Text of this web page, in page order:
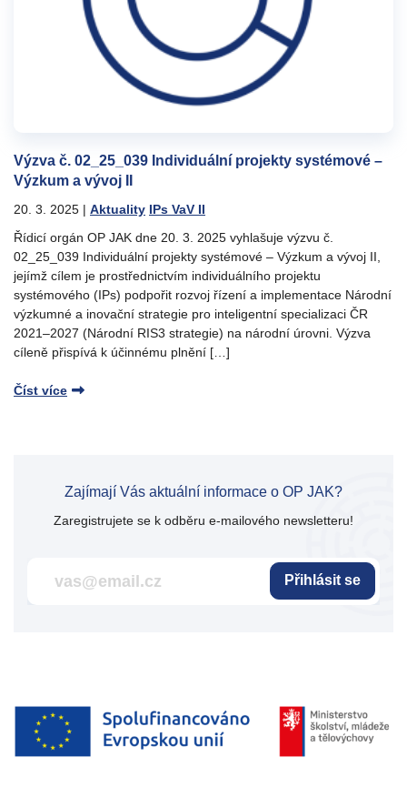
Výzva č. 02_25_039 Individuální projekty systémové –
Výzkum a vývoj II
20. 3. 2025 | Aktuality IPs VaV II
Řídicí orgán OP JAK dne 20. 3. 2025 vyhlašuje výzvu č.
02_25_039 Individuální projekty systémové – Výzkum a vývoj II,
jejímž cílem je prostřednictvím individuálního projektu
systémového (IPs) podpořit rozvoj řízení a implementace Národní
výzkumné a inovační strategie pro inteligentní specializaci ČR
2021–2027 (Národní RIS3 strategie) na národní úrovni. Výzva
cíleně přispívá k účinnému plnění […]
Číst více
Zajímají Vás aktuální informace o OP JAK?
Zaregistrujete se k odběru e-mailového newsletteru!
Přihlásit se